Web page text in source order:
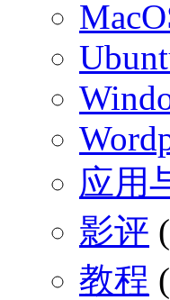
应用
影评
教程